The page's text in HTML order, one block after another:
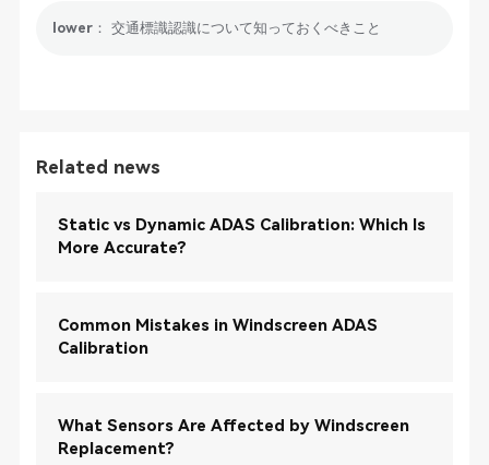
lower： 交通標識認識について知っておくべきこと
Related news
Static vs Dynamic ADAS Calibration: Which Is
More Accurate?
Common Mistakes in Windscreen ADAS
Calibration
What Sensors Are Affected by Windscreen
Replacement?